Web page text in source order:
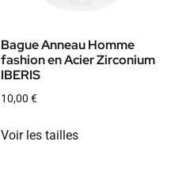
Bague Anneau Homme
fashion en Acier Zirconium
IBERIS
10,00 €
Voir les tailles